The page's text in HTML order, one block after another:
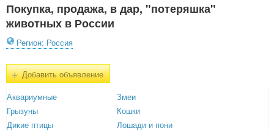
Покупка, продажа, в дар, "потеряшка"
животных в России
Регион: Россия
+Добавить объявление
Аквариумные
Грызуны
Дикие птицы
Змеи
Кошки
Лошади и пони